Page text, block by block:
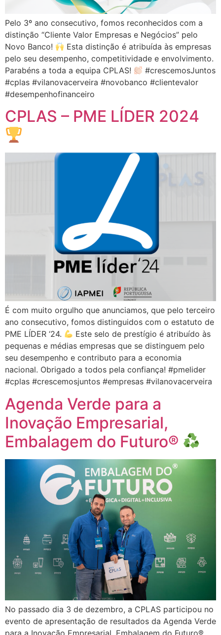
Pelo 3º ano consecutivo, fomos reconhecidos com a
distinção “Cliente Valor Empresas e Negócios” pelo
Novo Banco!
Esta distinção é atribuída às empresas
pelo seu desempenho, competitividade e envolvimento.
Parabéns a toda a equipa CPLAS!
#crescemosJuntos
#cplas #vilanovacerveira #novobanco #clientevalor
#desempenhofinanceiro
CPLAS – PME LÍDER 2024
É com muito orgulho que anunciamos, que pelo terceiro
ano consecutivo, fomos distinguidos com o estatuto de
PME LÍDER ‘24.
Este selo de prestígio é atribuído às
pequenas e médias empresas que se distinguem pelo
seu desempenho e contributo para a economia
nacional. Obrigado a todos pela confiança! #pmelider
#cplas #crescemosjuntos #empresas #vilanovacerveira
Agenda Verde para a
Inovação Empresarial,
Embalagem do Futuro®
No passado dia 3 de dezembro, a CPLAS participou no
evento de apresentação de resultados da Agenda Verde